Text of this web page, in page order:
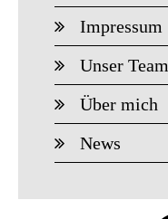
Impressum
Unser Team
Über mich
News